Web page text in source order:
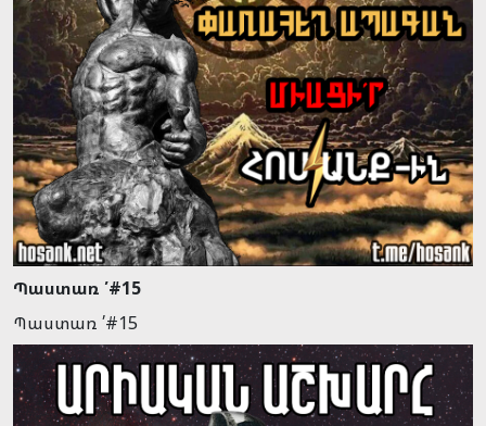
Պաստառ ՛#15
Պաստառ ՛#15